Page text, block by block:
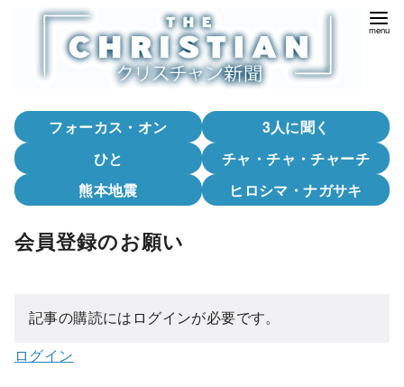
フォーカス・オン
3人に聞く
ひと
チャ・チャ・チャーチ
熊本地震
ヒロシマ・ナガサキ
会員登録のお願い
記事の購読にはログインが必要です。
ログイン